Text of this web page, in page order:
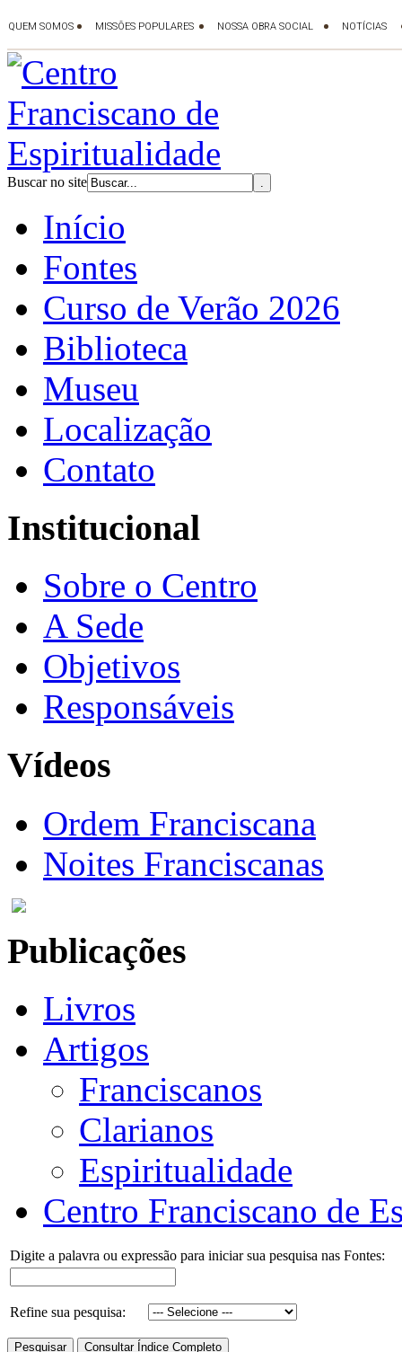
Buscar no site
Início
Fontes
Curso de Verão 2026
Biblioteca
Museu
Localização
Contato
Institucional
Sobre o Centro
A Sede
Objetivos
Responsáveis
Vídeos
Ordem Franciscana
Noites Franciscanas
Publicações
Livros
Artigos
Franciscanos
Clarianos
Espiritualidade
Centro Franciscano de
Digite a palavra ou expressão para iniciar sua pesquisa nas Fontes:
Refine sua pesquisa: